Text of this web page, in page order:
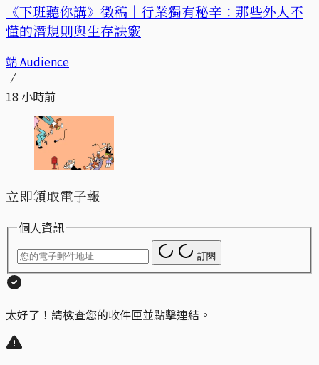
《下班聽你講》徵稿｜行業獨有秘辛：那些外人不
懂的潛規則與生存訣竅
端 Audience
18 小時前
立即領取電子報
個人資訊
訂閱
太好了！請檢查您的收件匣並點擊連結。